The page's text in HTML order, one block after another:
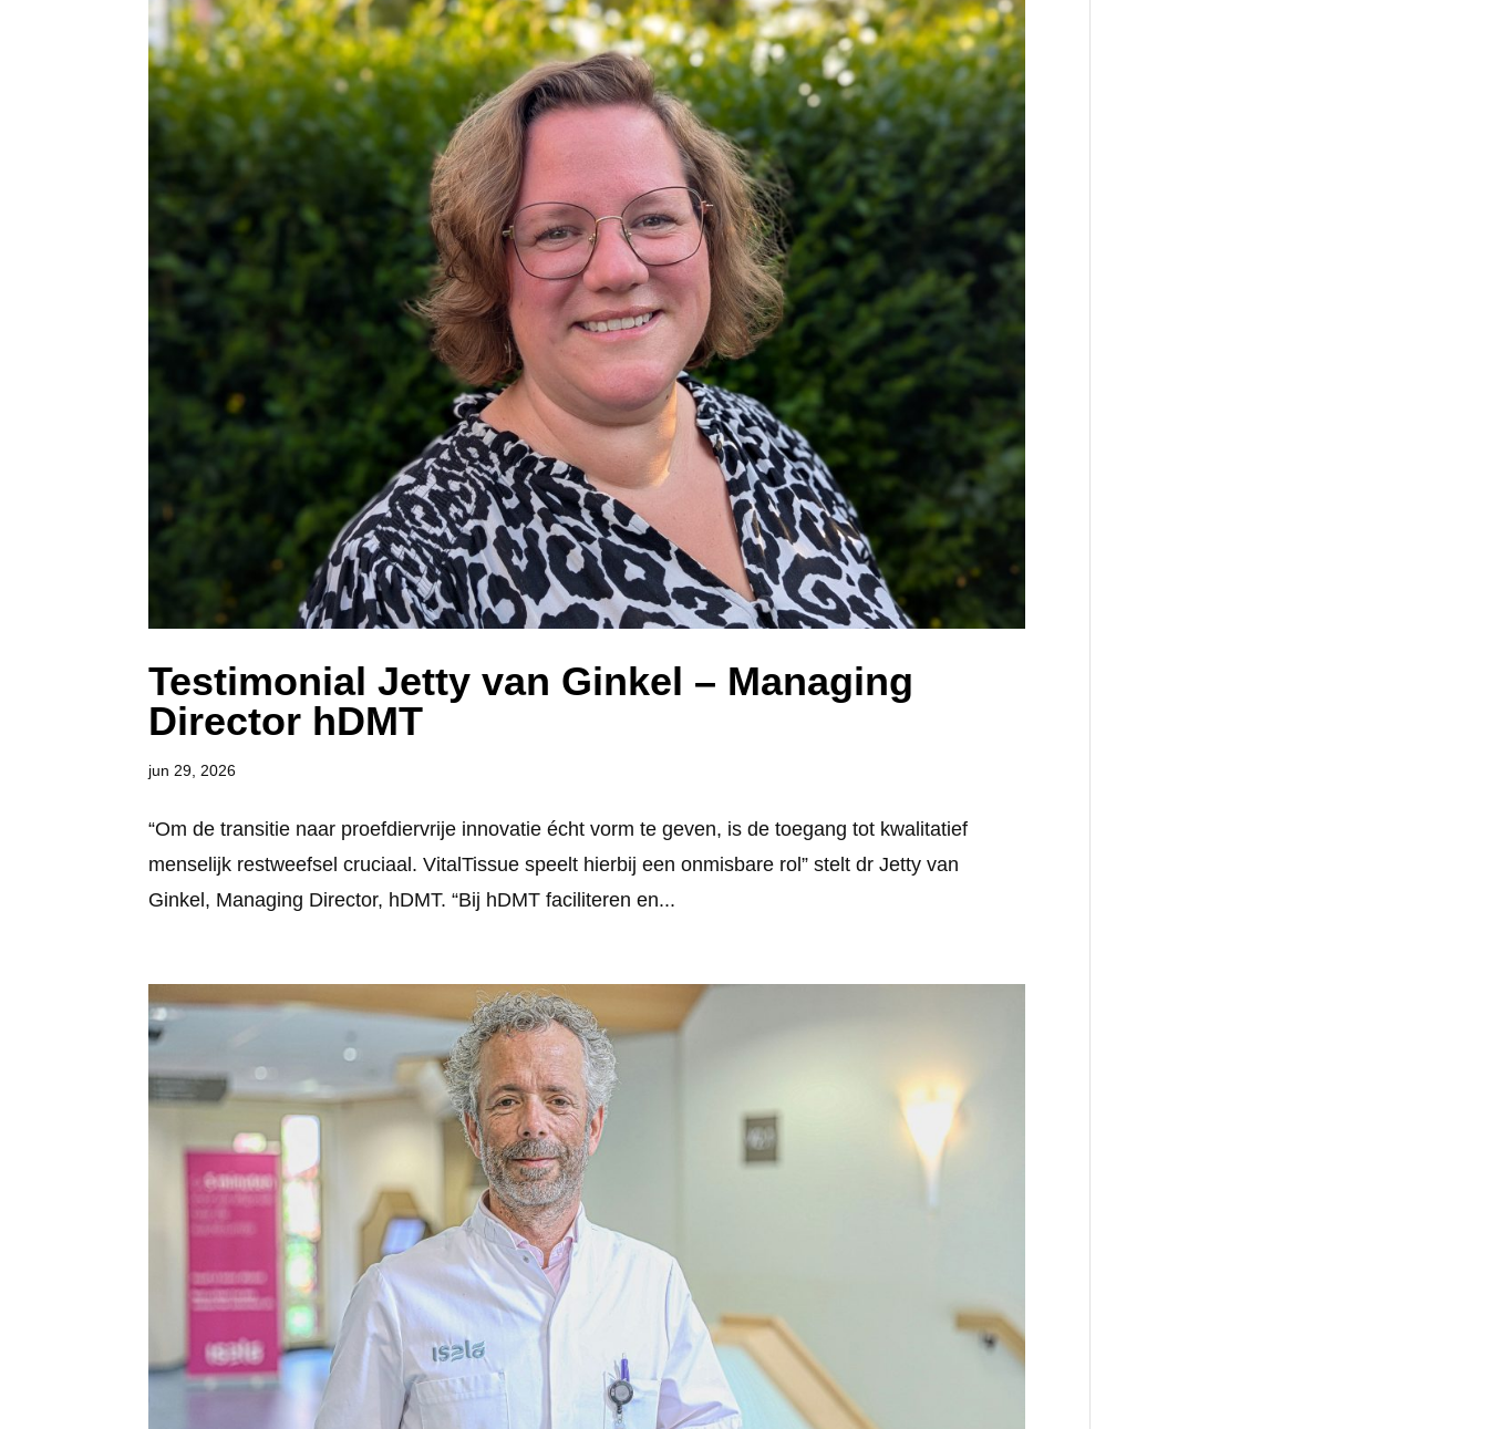
Testimonial Jetty van Ginkel – Managing
Director hDMT
jun 29, 2026
“Om de transitie naar proefdiervrije innovatie écht vorm te geven, is de toegang tot kwalitatief
menselijk restweefsel cruciaal. VitalTissue speelt hierbij een onmisbare rol” stelt dr Jetty van
Ginkel, Managing Director, hDMT. “Bij hDMT faciliteren en...